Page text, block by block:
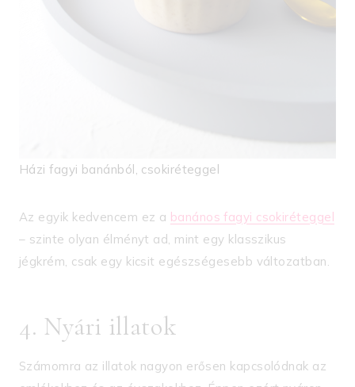
Házi fagyi banánból, csokiréteggel
Az egyik kedvencem ez a banános fagyi csokiréteggel
– szinte olyan élményt ad, mint egy klasszikus
jégkrém, csak egy kicsit egészségesebb változatban.
4. Nyári illatok
Számomra az illatok nagyon erősen kapcsolódnak az